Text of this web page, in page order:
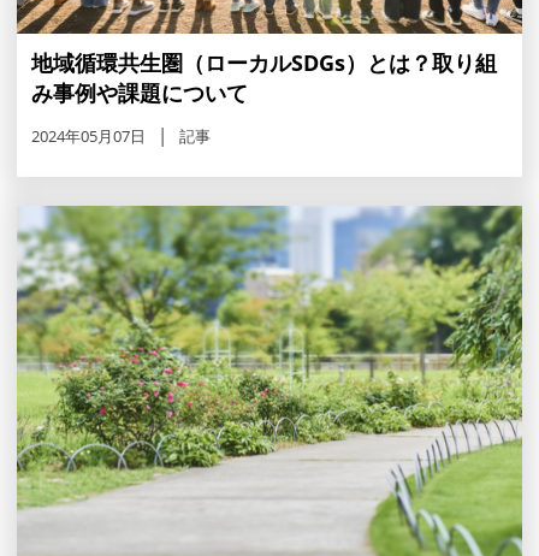
地域循環共生圏（ローカルSDGs）とは？取り組
み事例や課題について
2024年05月07日 記事